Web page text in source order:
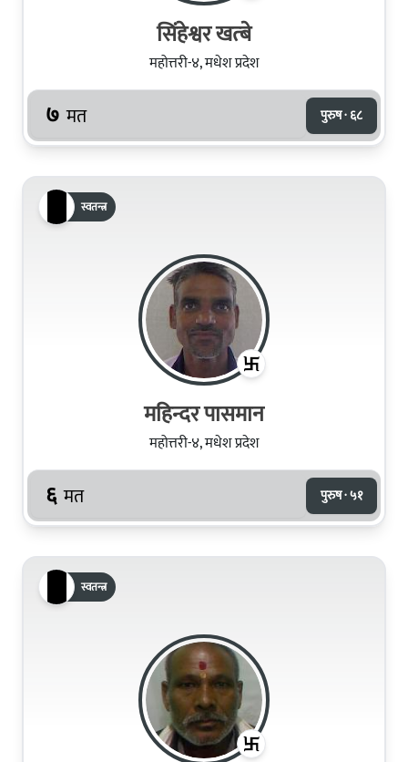
सिंहेश्वर खत्बे
महोत्तरी-४, मधेश प्रदेश
७ मत पुरुष · ६८
स्वतन्त्र
महिन्दर पासमान
महोत्तरी-४, मधेश प्रदेश
६ मत पुरुष · ५१
स्वतन्त्र